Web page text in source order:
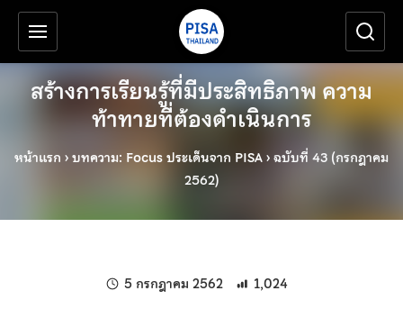
ข้ามไปยังเนื้อหาหลัก
เครื่องมือช่วยเหลือ
สร้างการเรียนรู้ที่มีประสิทธิภาพ ความ
ท้าทายที่ต้องดำเนินการ
หน้าแรก ›บทความ: Focus ประเด็นจาก PISA›ฉบับที่ 43 (กรกฎาคม
2562)
5 กรกฎาคม 2562 แก้ไขล่าสุดเมื่อ:
1,024